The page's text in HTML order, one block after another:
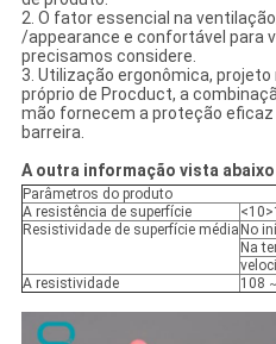
2. O fator essencial na
/appearance e confortável para
precisamos considere.
3. Utilização ergonômica,
próprio de Procduct, a
mão fornecem a proteção
barreira.
A outra informação vista
Parâmetros do produto
A resistência de superfície
Resistividade de superfície média No
Na
A resistividade
108 ~